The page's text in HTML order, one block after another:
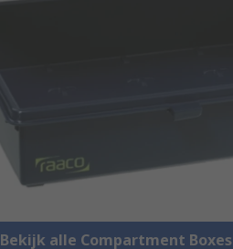
Bekijk alle Compartment Boxes